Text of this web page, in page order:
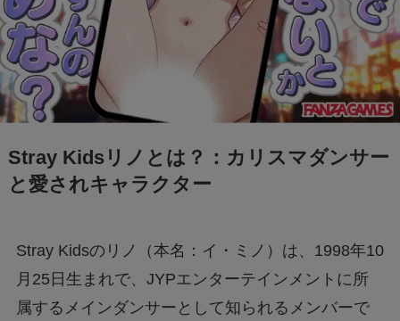
Stray Kidsリノとは？：カリスマダンサー
と愛されキャラクター
Stray Kidsのリノ（本名：イ・ミノ）は、1998年10
月25日生まれで、JYPエンターテインメントに所
属するメインダンサーとして知られるメンバーで